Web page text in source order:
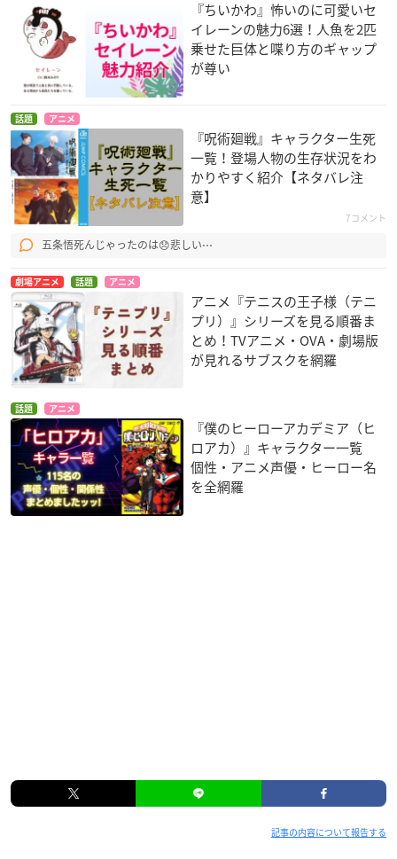
『ちいかわ』怖いのに可愛いセ
イレーンの魅力6選！人魚を2匹
乗せた巨体と喋り方のギャップ
が尊い
話題 アニメ
『呪術廻戦』キャラクター生死
一覧！登場人物の生存状況をわ
かりやすく紹介【ネタバレ注
意】
7コメント
五条悟死んじゃったのは😞悲しい⋯
劇場アニメ 話題 アニメ
アニメ『テニスの王子様（テニ
プリ）』シリーズを見る順番ま
とめ！TVアニメ・OVA・劇場版
が見れるサブスクを網羅
話題 アニメ
『僕のヒーローアカデミア（ヒ
ロアカ）』キャラクター一覧
個性・アニメ声優・ヒーロー名
を全網羅
記事の内容について報告する